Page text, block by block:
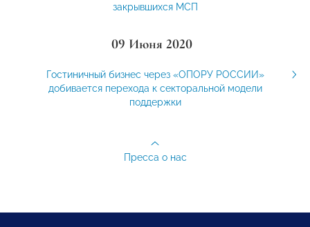
закрывшихся МСП
09 Июня 2020
Гостиничный бизнес через «ОПОРУ РОССИИ»
добивается перехода к секторальной модели
поддержки
Пресса о нас